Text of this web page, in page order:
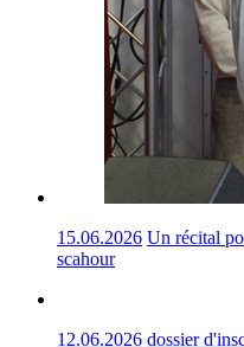
15.06.2026 Un récital
scahour
12.06.2026 dossier